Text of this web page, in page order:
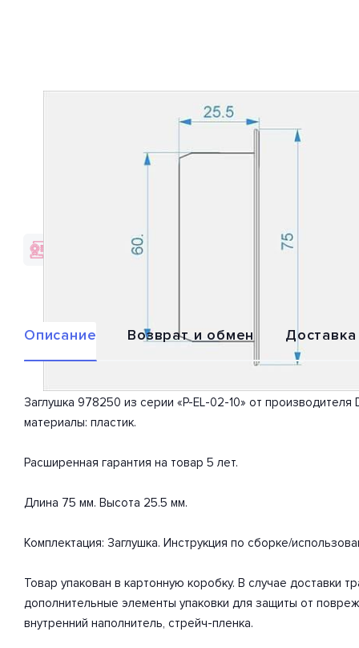
Гарантия качества
Доставка по
Описание Возврат и обмен
Заглушка 978250 из серии «P-EL-02-10» от
материалы: пластик.
Расширенная гарантия на товар 5 лет.
Длина 75 мм. Высота 25.5 мм.
Комплектация: Заглушка. Инструкция по сборке/
Товар упакован в картонную коробку. В случае доставки
дополнительные элементы упаковки для защиты от
внутренний наполнитель, стрейч-пленка.